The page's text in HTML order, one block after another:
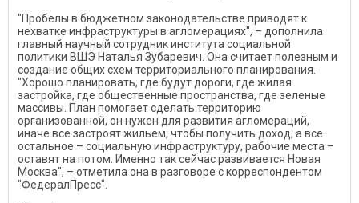
"Пробелы в бюджетном законодательстве приводят к
нехватке инфраструктуры в агломерациях", – дополнила
главный научный сотрудник института социальной
политики ВШЭ Наталья Зубаревич. Она считает полезным и
создание общих схем территориального планирования.
"Хорошо планировать, где будут дороги, где жилая
застройка, где общественные пространства, где зеленые
массивы. План помогает сделать территорию
организованной, он нужен для развития агломераций,
иначе все застроят жильем, чтобы получить доход, а все
остальное – социальную инфраструктуру, рабочие места –
оставят на потом. Именно так сейчас развивается Новая
Москва", – отметила она в разговоре с корреспондентом
"ФедералПресс".